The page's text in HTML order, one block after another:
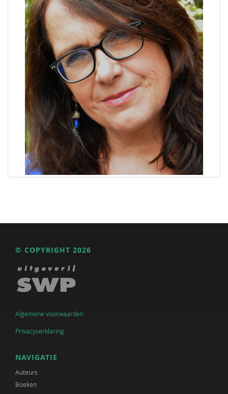
© COPYRIGHT 2026
Algemene voorwaarden
Privacyverklaring
NAVIGATIE
Auteurs
Boeken